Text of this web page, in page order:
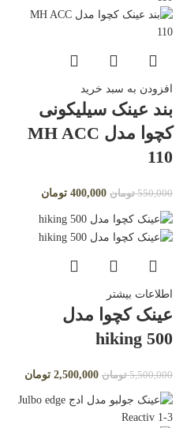
افزودن به سبد خرید
بند عینک سیلیکونی
کچوا مدل MH ACC
110
550,000 تومان 400,000 تومان
اطلاعات بیشتر
عینک کچوا مدل
hiking 500
5,500,000 تومان 2,500,000 تومان